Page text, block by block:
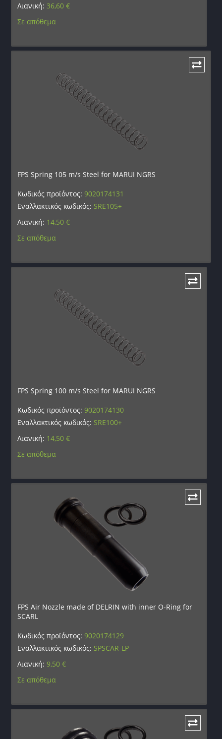
Λιανική: 36,60€
Σε απόθεμα
FPS Spring 105 m/s Steel for MARUI NGRS
Κωδικός προϊόντος:9020174131
Εναλλακτικός κωδικός: SRE105+
Λιανική: 14,50€
Σε απόθεμα
FPS Spring 100 m/s Steel for MARUI NGRS
Κωδικός προϊόντος:9020174130
Εναλλακτικός κωδικός: SRE100+
Λιανική: 14,50€
Σε απόθεμα
FPS Air Nozzle made of DELRIN with inner O-Ring for
SCARL
Κωδικός προϊόντος:9020174129
Εναλλακτικός κωδικός: SPSCAR-LP
Λιανική:9,50€
Σε απόθεμα